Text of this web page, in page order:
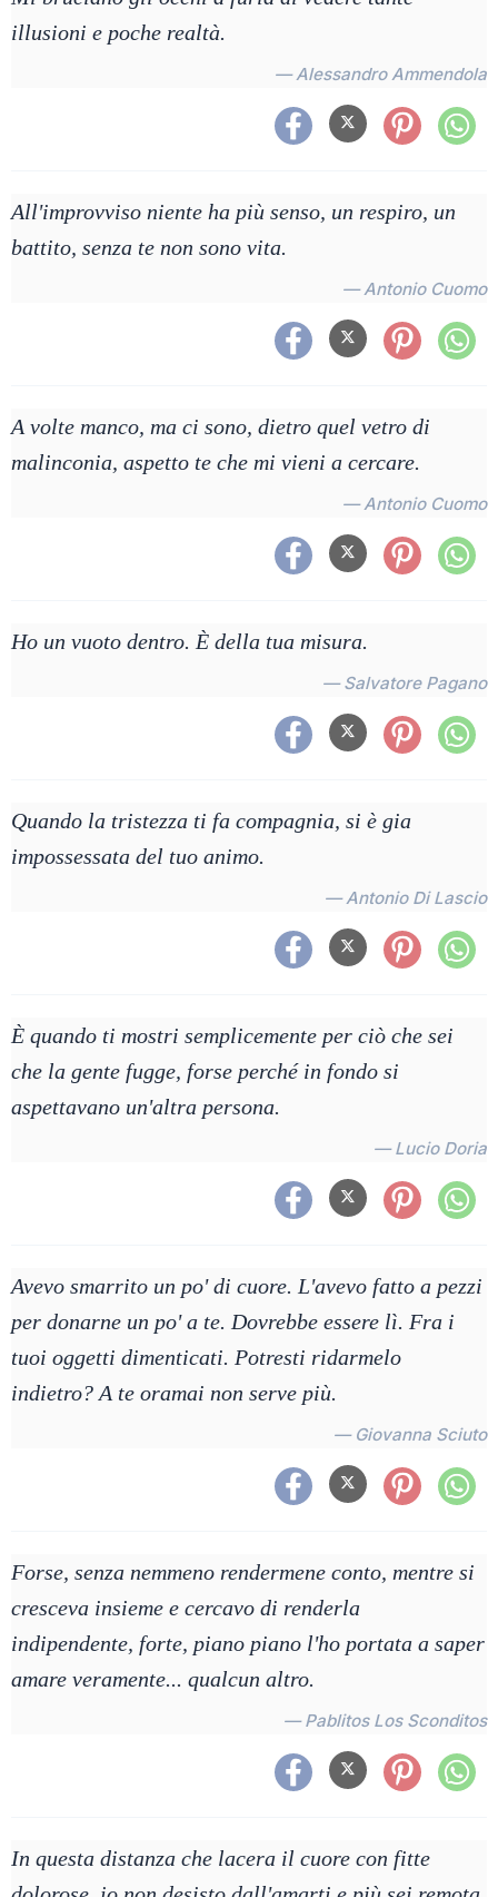
illusioni e poche realtà.
— Alessandro Ammendola
All'improvviso niente ha più senso, un respiro, un
battito, senza te non sono vita.
— Antonio Cuomo
A volte manco, ma ci sono, dietro quel vetro di
malinconia, aspetto te che mi vieni a cercare.
— Antonio Cuomo
Ho un vuoto dentro. È della tua misura.
— Salvatore Pagano
Quando la tristezza ti fa compagnia, si è gia
impossessata del tuo animo.
— Antonio Di Lascio
È quando ti mostri semplicemente per ciò che sei
che la gente fugge, forse perché in fondo si
aspettavano un'altra persona.
— Lucio Doria
Avevo smarrito un po' di cuore. L'avevo fatto a pezzi
per donarne un po' a te. Dovrebbe essere lì. Fra i
tuoi oggetti dimenticati. Potresti ridarmelo
indietro? A te oramai non serve più.
— Giovanna Sciuto
Forse, senza nemmeno rendermene conto, mentre si
cresceva insieme e cercavo di renderla
indipendente, forte, piano piano l'ho portata a saper
amare veramente... qualcun altro.
— Pablitos Los Sconditos
In questa distanza che lacera il cuore con fitte